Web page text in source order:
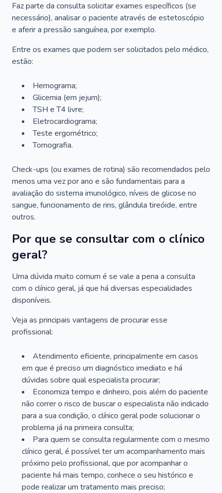
Faz parte da consulta solicitar exames específicos (se
necessário), analisar o paciente através de estetoscópio
e aferir a pressão sanguínea, por exemplo.
Entre os exames que podem ser solicitados pelo médico,
estão:
Hemograma;
Glicemia (em jejum);
TSH e T4 livre;
Eletrocardiograma;
Teste ergométrico;
Tomografia.
Check-ups (ou exames de rotina) são recomendados pelo
menos uma vez por ano e são fundamentais para a
avaliação do sistema imunológico, níveis de glicose no
sangue, funcionamento de rins, glândula tireóide, entre
outros.
Por que se consultar com o clínico
geral?
Uma dúvida muito comum é se vale a pena a consulta
com o clínico geral, já que há diversas especialidades
disponíveis.
Veja as principais vantagens de procurar esse
profissional:
Atendimento eficiente, principalmente em casos
em que é preciso um diagnóstico imediato e há
dúvidas sobre qual especialista procurar;
Economiza tempo e dinheiro, pois além do paciente
não correr o risco de buscar o especialista não indicado
para a sua condição, o clínico geral pode solucionar o
problema já na primeira consulta;
Para quem se consulta regularmente com o mesmo
clínico geral, é possível ter um acompanhamento mais
próximo pelo profissional, que por acompanhar o
paciente há mais tempo, conhece o seu histórico e
pode realizar um tratamento mais preciso;